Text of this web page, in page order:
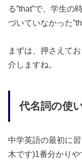
る”that”で、学生の
づいていなかった
まずは、押さえて
介しますね。
代名詞の使
中学英語の最初に習
木です)1番分かりや